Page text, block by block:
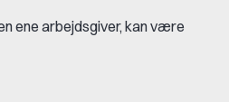
ene arbejdsgiver, kan være